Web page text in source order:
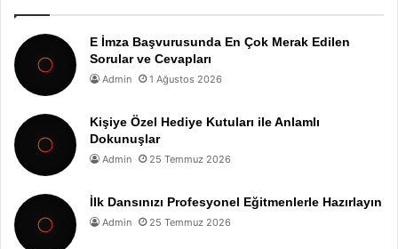
E İmza Başvurusunda En Çok Merak Edilen
Sorular ve Cevapları
Admin 1 Ağustos 2026
Kişiye Özel Hediye Kutuları ile Anlamlı
Dokunuşlar
Admin 25 Temmuz 2026
İlk Dansınızı Profesyonel Eğitmenlerle Hazırlayın
Admin 25 Temmuz 2026